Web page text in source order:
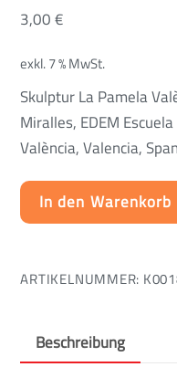
3,00€
exkl. 7 % MwSt.
Skulptur La Pamela
Miralles, EDEM
València, Valencia,
In den Warenkorb
ARTIKELNUMMER:
Beschreibung